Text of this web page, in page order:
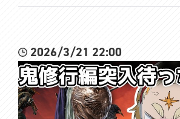
2026/3/21 22:00